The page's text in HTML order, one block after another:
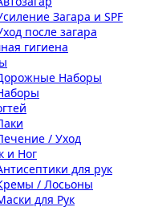
Загара и SPF
после загара
гигиена
Наборы
/ Уход
и Ног
для рук
/ Лосьоны
для Рук